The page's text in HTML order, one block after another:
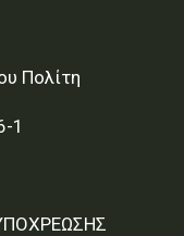
Πολίτη
1